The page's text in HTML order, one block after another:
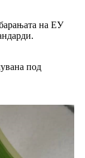
на ЕУ
под